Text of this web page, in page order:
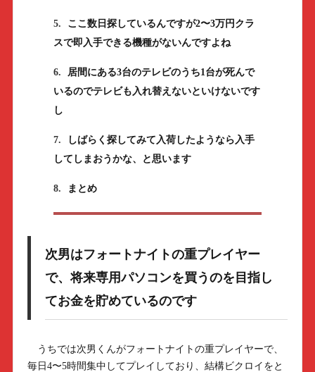
5.
ここ数日探しているんですが2〜3万円クラ
スで即入手できる機種がないんですよね
6.
居間にある3台のテレビのうち1台が死んで
いるのでテレビも入れ替えないといけないです
し
7.
しばらく探してみて入荷したようなら入手
してしまおうかな、と思います
8. まとめ
次男はフォートナイトの重プレイヤー
で、将来専用パソコンを買うのを目指し
てお金を貯めているのです
うちでは次男くんがフォートナイトの重プレイヤーで、
毎日4〜5時間集中してプレイしており、結構ビクロイをと